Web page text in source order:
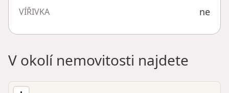
VÍŘIVKA ne
V okolí nemovitosti najdete